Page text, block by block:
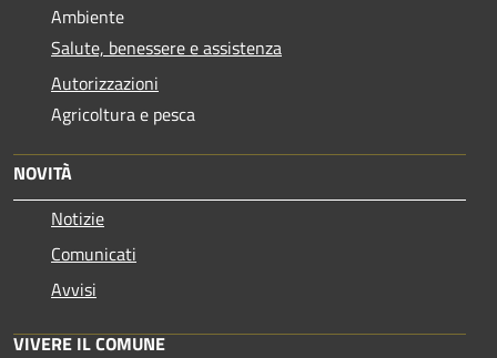
Ambiente
Salute, benessere e assistenza
Autorizzazioni
Agricoltura e pesca
NOVITÀ
Notizie
Comunicati
Avvisi
VIVERE IL COMUNE